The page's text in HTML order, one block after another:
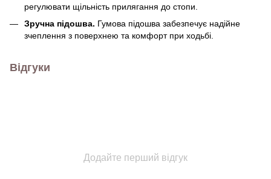
регулювати щільність прилягання до стопи.
Зручна підошва. Гумова підошва забезпечує надійне
зчеплення з поверхнею та комфорт при ходьбі.
Відгуки
Додайте перший відгук